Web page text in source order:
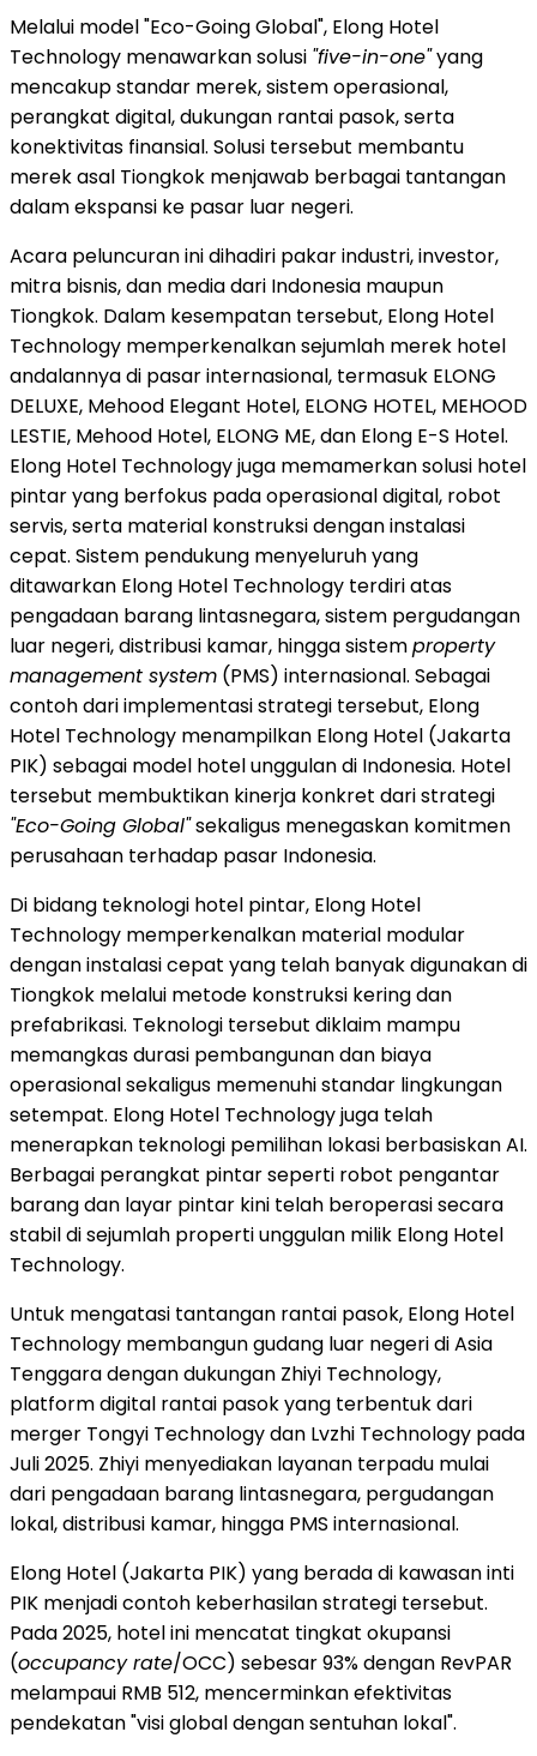
Melalui model "Eco-Going Global", Elong Hotel
Technology menawarkan solusi "five-in-one"yang
mencakup standar merek, sistem operasional,
perangkat digital, dukungan rantai pasok, serta
konektivitas finansial. Solusi tersebut membantu
merek asal Tiongkok menjawab berbagai tantangan
dalam ekspansi ke pasar luar negeri.
Acara peluncuran ini dihadiri pakar industri, investor,
mitra bisnis, dan media dari Indonesia maupun
Tiongkok. Dalam kesempatan tersebut, Elong Hotel
Technology memperkenalkan sejumlah merek hotel
andalannya di pasar internasional, termasuk ELONG
DELUXE, Mehood Elegant Hotel, ELONG HOTEL, MEHOOD
LESTIE, Mehood Hotel, ELONG ME, dan Elong E-S Hotel.
Elong Hotel Technology juga memamerkan solusi hotel
pintar yang berfokus pada operasional digital, robot
servis, serta material konstruksi dengan instalasi
cepat. Sistem pendukung menyeluruh yang
ditawarkan Elong Hotel Technology terdiri atas
pengadaan barang lintasnegara, sistem pergudangan
luar negeri, distribusi kamar, hingga sistemproperty
management system (PMS) internasional. Sebagai
contoh dari implementasi strategi tersebut, Elong
Hotel Technology menampilkan Elong Hotel (Jakarta
PIK) sebagai model hotel unggulan di Indonesia. Hotel
tersebut membuktikan kinerja konkret dari strategi
"Eco-Going Global"sekaligus menegaskan komitmen
perusahaan terhadap pasar Indonesia.
Di bidang teknologi hotel pintar, Elong Hotel
Technology memperkenalkan material modular
dengan instalasi cepat yang telah banyak digunakan di
Tiongkok melalui metode konstruksi kering dan
prefabrikasi. Teknologi tersebut diklaim mampu
memangkas durasi pembangunan dan biaya
operasional sekaligus memenuhi standar lingkungan
setempat. Elong Hotel Technology juga telah
menerapkan teknologi pemilihan lokasi berbasiskan AI.
Berbagai perangkat pintar seperti robot pengantar
barang dan layar pintar kini telah beroperasi secara
stabil di sejumlah properti unggulan milik Elong Hotel
Technology.
Untuk mengatasi tantangan rantai pasok, Elong Hotel
Technology membangun gudang luar negeri di Asia
Tenggara dengan dukungan Zhiyi Technology,
platform digital rantai pasok yang terbentuk dari
merger Tongyi Technology dan Lvzhi Technology pada
Juli 2025. Zhiyi menyediakan layanan terpadu mulai
dari pengadaan barang lintasnegara, pergudangan
lokal, distribusi kamar, hingga PMS internasional.
Elong Hotel (Jakarta PIK) yang berada di kawasan inti
PIK menjadi contoh keberhasilan strategi tersebut.
Pada 2025, hotel ini mencatat tingkat okupansi
(occupancy rate/OCC) sebesar 93% dengan RevPAR
melampaui RMB 512, mencerminkan efektivitas
pendekatan "visi global dengan sentuhan lokal".